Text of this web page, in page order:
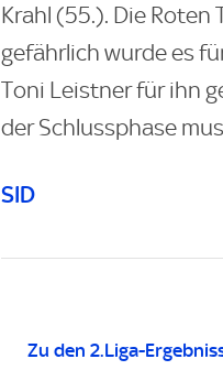
Krahl (55.). Die
gefährlich wurde es
Toni Leistner für ihn
der Schlussphase
SID
Zu den 2.Liga-